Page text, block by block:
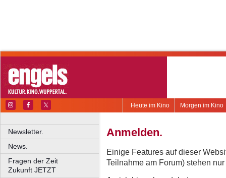
Morgen im Kino
Heute im Kino
Newsletter.
News.
Fragen der Zeit
Zukunft JETZT
Anmelden.
Einige Features auf dieser
Teilnahme am Forum) stehen